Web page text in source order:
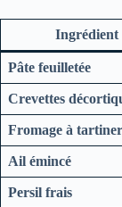
Ingrédient
Pâte feuilletée
Crevettes
Fromage à tartiner
Ail émincé
Persil frais